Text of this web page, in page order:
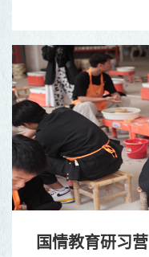
国情教育研习营